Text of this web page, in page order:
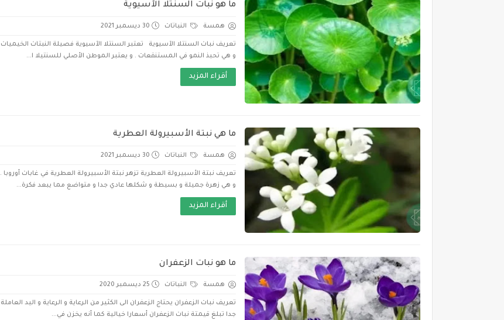
ما هو نبات السنتلا الآسيوية
همسة النباتات 30 ديسمبر 2021
تعريف نبات السنتلا الآسيوية تعتبر السنتلا الآسيوية فصيلة النبتات الخيميات
و هي تحبذ النمو في المستنقعات . و يعتبر الموطن الأصلي للسنتيلا ا...
أقراء المزيد
ما هي نبتة الأسبيرولة العطرية
همسة النباتات 30 ديسمبر 2021
تعريف نبتة الأسبيرولة العطرية تزهر نبتة الأسبيرولة العطرية في غابات أوروبا .
و هي زهرة جميلة و بسيطة و شكلها عادي جدا و متواضع مما يبعد فكرة...
أقراء المزيد
ما هو نبات الزعفران
همسة النباتات 25 ديسمبر 2020
تعريف نبات الزعفران يحتاج الزعفران الى الكثير من الرعاية و الرعاية و اليد العاملة
جدا تبلغ قيمتة نبات الزعفران أسعارا خيالية كما أنه يخزن في...